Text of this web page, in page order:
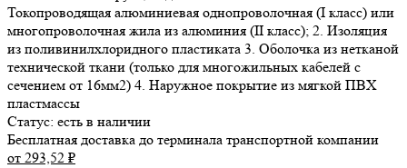
Токопроводящая алюминиевая однопроволочная (I класс) или
многопроволочная жила из алюминия (II класс); 2. Изоляция
из поливинилхлоридного пластиката 3. Оболочка из нетканой
технической ткани (только для многожильных кабелей с
сечением от 16мм2) 4. Наружное покрытие из мягкой ПВХ
пластмассы
Статус: есть в наличии
Бесплатная доставка до терминала транспортной компании
от 293,52 ₽